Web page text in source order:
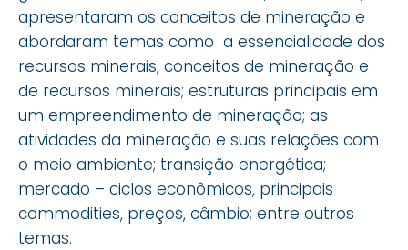
apresentaram os conceitos de mineração e
abordaram temas como ⁠a essencialidade dos
recursos minerais; ⁠conceitos de mineração e
de recursos minerais; estruturas principais em
um empreendimento de mineração; ⁠as
atividades da mineração e suas relações com
o meio ambiente; transição energética;
mercado – ciclos econômicos, principais
commodities, preços, câmbio; entre outros
temas.